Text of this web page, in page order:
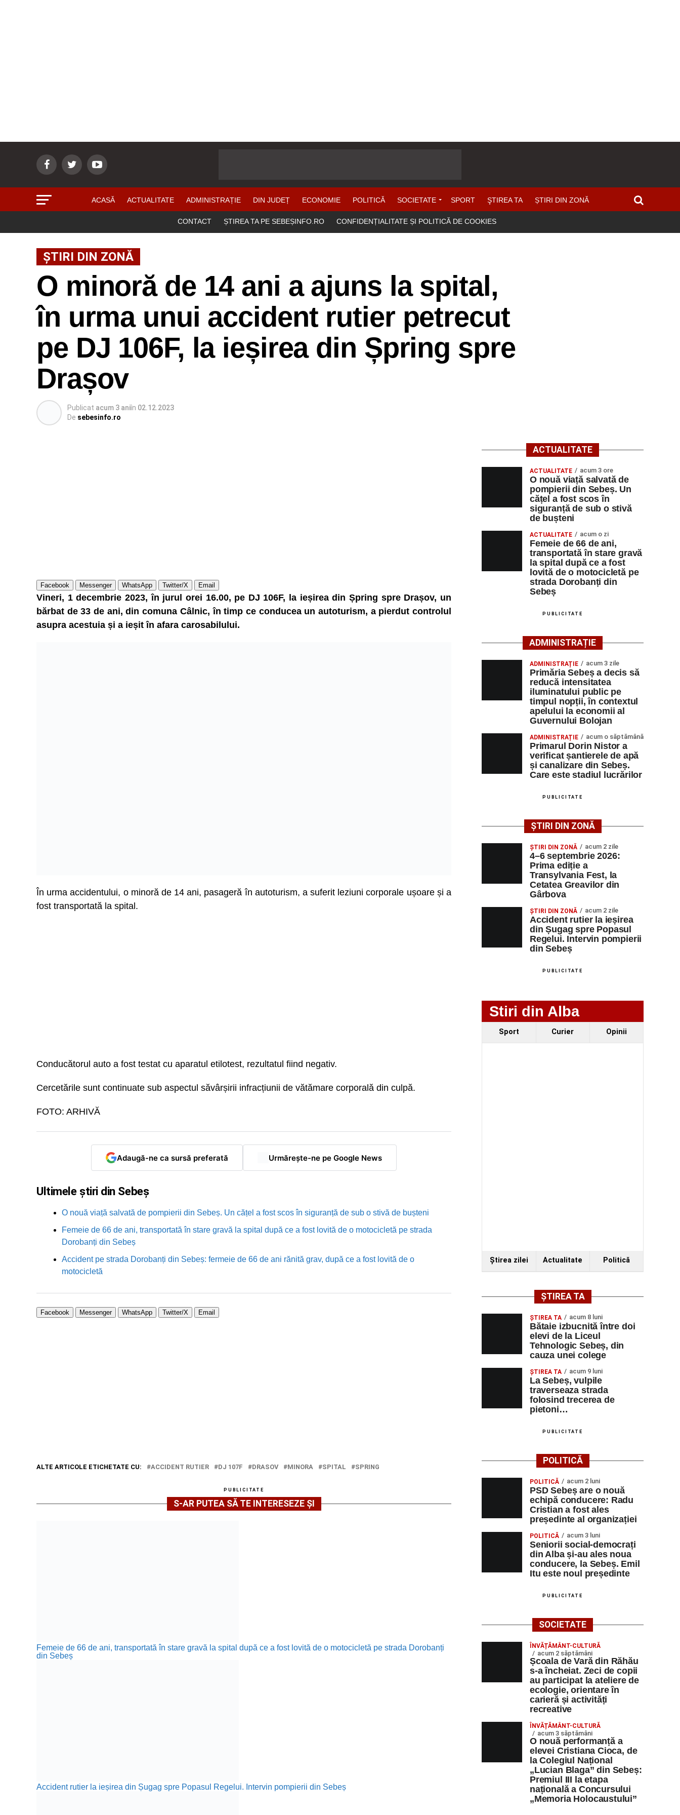
ACASĂ ACTUALITATE ADMINISTRAȚIE DIN JUDEȚ ECONOMIE POLITICĂ SOCIETATE SPORT ŞTIREA TA ȘTIRI DIN ZONĂ
CONTACT ȘTIREA TA PE SEBEȘINFO.RO CONFIDENȚIALITATE ȘI POLITICĂ DE COOKIES
ȘTIRI DIN ZONĂ
O minoră de 14 ani a ajuns la spital,
în urma unui accident rutier petrecut
pe DJ 106F, la ieșirea din Șpring spre
Drașov
Publicat acum 3 aniîn 02.12.2023
De sebesinfo.ro
Facebook Messenger WhatsApp Twitter/X Email
Vineri, 1 decembrie 2023, în jurul orei 16.00, pe DJ 106F, la ieșirea din Șpring spre Drașov, un
bărbat de 33 de ani, din comuna Câlnic, în timp ce conducea un autoturism, a pierdut controlul
asupra acestuia și a ieșit în afara carosabilului.
În urma accidentului, o minoră de 14 ani, pasageră în autoturism, a suferit leziuni corporale ușoare și a
fost transportată la spital.
Conducătorul auto a fost testat cu aparatul etilotest, rezultatul fiind negativ.
Cercetările sunt continuate sub aspectul săvârșirii infracțiunii de vătămare corporală din culpă.
FOTO: ARHIVĂ
Adaugă-ne ca sursă preferată Urmărește-ne pe Google News
Ultimele știri din Sebeș
O nouă viață salvată de pompierii din Sebeș. Un cățel a fost scos în siguranță de sub o stivă de bușteni
Femeie de 66 de ani, transportată în stare gravă la spital după ce a fost lovită de o motocicletă pe strada
Dorobanți din Sebeș
Accident pe strada Dorobanți din Sebeș: fermeie de 66 de ani rănită grav, după ce a fost lovită de o
motocicletă
Facebook Messenger WhatsApp Twitter/X Email
ALTE ARTICOLE ETICHETATE CU: ACCIDENT RUTIER DJ 107F DRASOV MINORA SPITAL SPRING
PUBLICITATE
S-AR PUTEA SĂ TE INTERESEZE ȘI
Femeie de 66 de ani, transportată în stare gravă la spital după ce a fost lovită de o motocicletă pe strada Dorobanți
din Sebeș
Accident rutier la ieșirea din Șugag spre Popasul Regelui. Intervin pompierii din Sebeș
ACTUALITATE
ACTUALITATE acum 3 ore
O nouă viață salvată de
pompierii din Sebeș. Un
cățel a fost scos în
siguranță de sub o stivă
de bușteni
ACTUALITATE acum o zi
Femeie de 66 de ani,
transportată în stare gravă
la spital după ce a fost
lovită de o motocicletă pe
strada Dorobanți din
Sebeș
PUBLICITATE
ADMINISTRAȚIE
ADMINISTRAȚIE acum 3 zile
Primăria Sebeș a decis să
reducă intensitatea
iluminatului public pe
timpul nopții, în contextul
apelului la economii al
Guvernului Bolojan
ADMINISTRAȚIE acum o săptămână
Primarul Dorin Nistor a
verificat șantierele de apă
și canalizare din Sebeș.
Care este stadiul lucrărilor
PUBLICITATE
ȘTIRI DIN ZONĂ
ȘTIRI DIN ZONĂ acum 2 zile
4–6 septembrie 2026:
Prima ediție a
Transylvania Fest, la
Cetatea Greavilor din
Gârbova
ȘTIRI DIN ZONĂ acum 2 zile
Accident rutier la ieșirea
din Șugag spre Popasul
Regelui. Intervin pompierii
din Sebeș
PUBLICITATE
Stiri din Alba
Sport Curier Opinii
Ştirea zilei Actualitate Politică
ȘTIREA TA
ŞTIREA TA acum 8 luni
Bătaie izbucnită între doi
elevi de la Liceul
Tehnologic Sebeș, din
cauza unei colege
ŞTIREA TA acum 9 luni
La Sebeș, vulpile
traverseaza strada
folosind trecerea de
pietoni…
PUBLICITATE
POLITICĂ
POLITICĂ acum 2 luni
PSD Sebeș are o nouă
echipă conducere: Radu
Cristian a fost ales
președinte al organizației
POLITICĂ acum 3 luni
Seniorii social-democrați
din Alba și-au ales noua
conducere, la Sebeș. Emil
Itu este noul președinte
PUBLICITATE
SOCIETATE
ÎNVĂȚĂMÂNT-CULTURĂ
acum 2 săptămâni
Școala de Vară din Răhău
s-a încheiat. Zeci de copii
au participat la ateliere de
ecologie, orientare în
carieră și activități
recreative
ÎNVĂȚĂMÂNT-CULTURĂ
acum 3 săptămâni
O nouă performanță a
elevei Cristiana Cioca, de
la Colegiul Național
„Lucian Blaga” din Sebeș:
Premiul III la etapa
națională a Concursului
„Memoria Holocaustului”